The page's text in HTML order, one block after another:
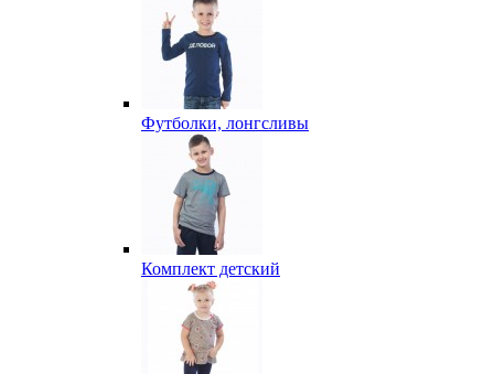
Футболки, лонгсливы
Комплект детский